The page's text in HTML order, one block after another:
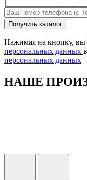
Оставьте
это
поле
пустым.
Получить каталог
Нажимая на кнопку, вы
персональных данных
персональных данных
НАШЕ